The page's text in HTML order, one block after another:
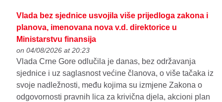
Vlada bez sjednice usvojila više prijedloga zakona i
planova, imenovana nova v.d. direktorice u
Ministarstvu finansija
on 04/08/2026 at 20:23
Vlada Crne Gore odlučila je danas, bez održavanja
sjednice i uz saglasnost većine članova, o više tačaka iz
svoje nadležnosti, među kojima su izmjene Zakona o
odgovornosti pravnih lica za krivična djela, akcioni plan